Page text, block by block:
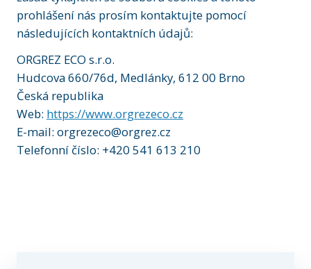
prohlášení nás prosím kontaktujte pomocí
následujících kontaktních údajů:
ORGREZ ECO s.r.o.
Hudcova 660/76d, Medlánky, 612 00 Brno
Česká republika
Web: https://www.orgrezeco.cz
E-mail: orgrezeco@orgrez.cz
Telefonní číslo: +420 541 613 210